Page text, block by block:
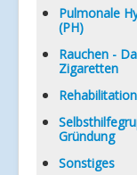
Pulmonale
(PH)
Rauchen -
Zigaretten
Rehabilitation
Gründung
Sonstiges